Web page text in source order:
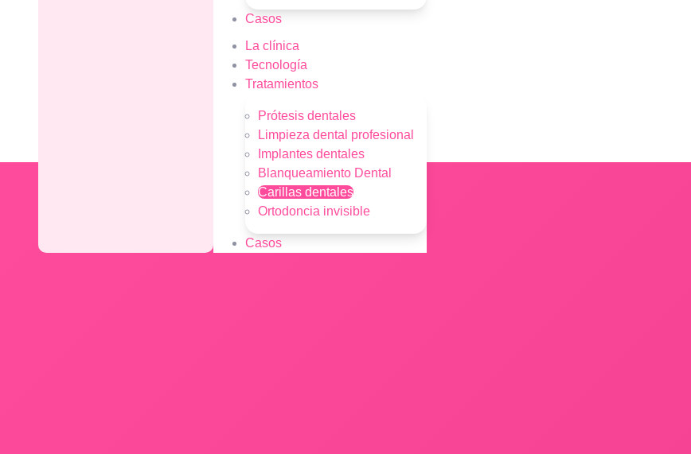
Casos
La clínica
Tecnología
Tratamientos
Prótesis dentales
Limpieza dental profesional
Implantes dentales
Blanqueamiento Dental
Carillas dentales
Ortodoncia invisible
Casos